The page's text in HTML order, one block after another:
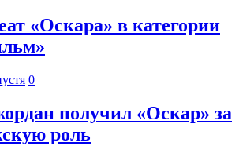
«Оскара» в категории
0
получил «Оскар» за
роль